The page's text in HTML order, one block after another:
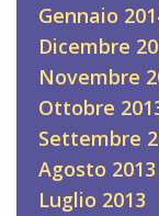
Gennaio
Dicembre
Novembre
Ottobre
Settembre
Agosto 2013
Luglio 2013